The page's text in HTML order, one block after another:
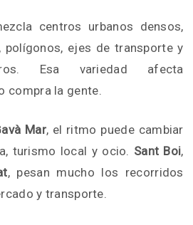
centros urbanos densos,
polígonos, ejes de transporte y
Esa variedad afecta
compra la gente.
Mar, el ritmo puede cambiar
turismo local y ocio. Sant Boi,
, pesan mucho los recorridos
y transporte.